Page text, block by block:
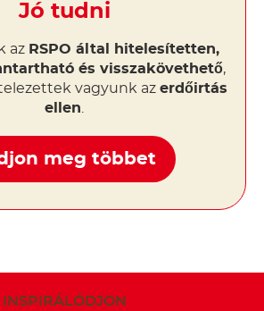
Jó tudni
az RSPO által hitelesítetten,
és visszakövethető,
vagyunk az erdőirtás
ellen.
meg többet
INSPIRÁLÓDJON